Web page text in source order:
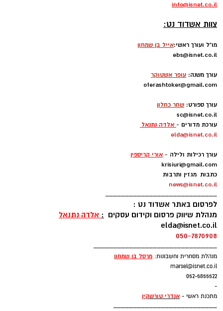
info@isnet.co.il
צוות אשדוד נט:
מו"ל ועורך ראשי:אייל בן שמחון
ebs@isnet.co.il
עורך משנה: עופר אשטוקר
oferashtoker@gmail.com
עורך ספורט: שחר כחלון
sc@isnet.co.il
עורכת מדורים - אלדה נתנאל
elda@isnet.co.il
עורך רכילות ולילה - אורי קריספין
krisiuri@gmail.com
כתבות מגזין ותרבות
news@isnet.co.il
____________________________
לפרסום באתר אשדוד נט :
מנהלת שיווק פרסום וקידום עסקים : אלדה נתנאל
elda@isnet.co.il
050-7870908
_______________________________
מנהלת מסחרית וחשבונות: מרסל בן שמחון
marsel@isnet.co.il
052-5855522
-
מתכנת ראשי - אנדרי טורשקין
__________________________